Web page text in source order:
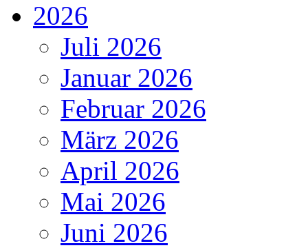
2026
Juli 2026
Januar 2026
Februar 2026
März 2026
April 2026
Mai 2026
Juni 2026